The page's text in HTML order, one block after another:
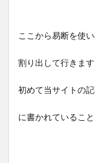
ここから易断を使
割り出して行きます
初めて当サイトの
に書かれているこ